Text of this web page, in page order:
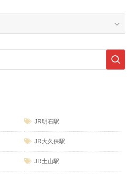
JR明石駅
JR大久保駅
JR土山駅